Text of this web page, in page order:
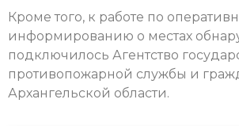
Кроме того, к работе по
информированию о местах
подключилось Агентство
противопожарной службы и
Архангельской области.